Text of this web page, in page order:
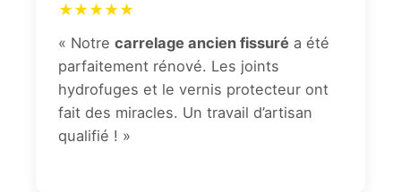
★★★★★
« Notre carrelage ancien fissuré a été
parfaitement rénové. Les joints
hydrofuges et le vernis protecteur ont
fait des miracles. Un travail d’artisan
qualifié ! »